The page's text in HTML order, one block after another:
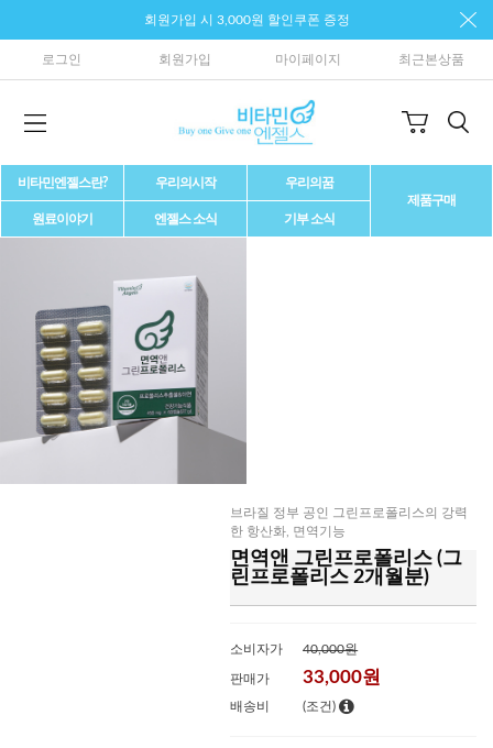
회원가입 시 3,000원 할인쿠폰 증정
로그인 회원가입 마이페이지 최근본상품
비타민엔젤스란? 우리의시작
우리의꿈
제품구매
원료이야기
엔젤스 소식 기부 소식
브라질 정부 공인 그린프로폴리스의 강력
한 항산화, 면역기능
면역앤 그린프로폴리스 (그
린프로폴리스 2개월분)
소비자가 40,000원
판매가 33,000원
배송비 (조건)